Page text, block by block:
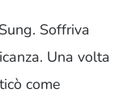
Soffriva
Una volta
come